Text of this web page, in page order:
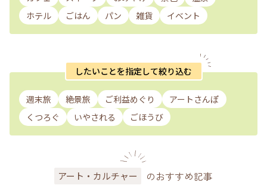
ホテル
ごはん パン 雑貨 イベント
したいことを指定して絞り込む
週末旅 絶景旅 ご利益めぐり
アートさんぽ
くつろぐ
いやされる ごほうび
アート・カルチャー のおすすめ記事